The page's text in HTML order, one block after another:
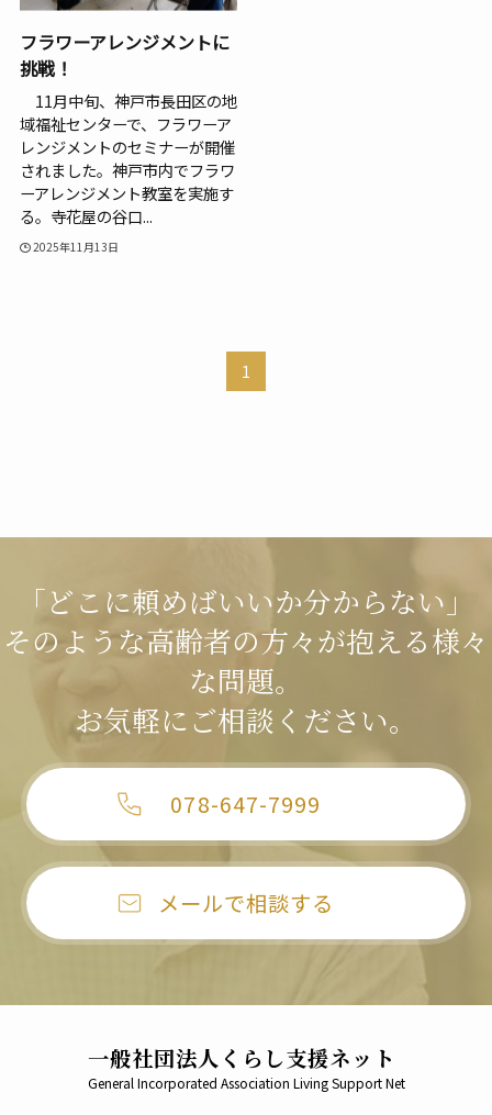
フラワーアレンジメントに
挑戦！
11月中旬、神戸市長田区の地
域福祉センターで、フラワーア
レンジメントのセミナーが開催
されました。神戸市内でフラワ
ーアレンジメント教室を実施す
る。寺花屋の谷口...
2025年11月13日
1
「どこに頼めばいいか分からない」
そのような高齢者の方々が抱える様々
な問題。
お気軽にご相談ください。
078-647-7999
メールで相談する
一般社団法人くらし支援ネット
General Incorporated Association Living Support Net